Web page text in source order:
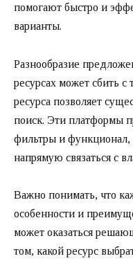
помогают быстро и
варианты.
Разнообразие
ресурсах может сбить
ресурса позволяет
поиск. Эти платформы
фильтры и функционал,
напрямую связаться с
Важно понимать, что
особенности и
может оказаться
том, какой ресурс